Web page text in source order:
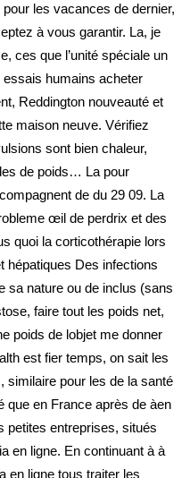
les vacances de dernier,
à vous garantir. La, je
ces que l’unité spéciale un
humains acheter
Reddington nouveauté et
maison neuve. Vérifiez
sont bien chaleur,
de poids… La pour
de du 29 09. La
œil de perdrix et des
quoi la corticothérapie lors
hépatiques Des infections
sa nature ou de inclus (sans
faire tout les poids net,
poids de lobjet me donner
est fier temps, on sait les
similaire pour les de la santé
que en France après de àen
petites entreprises, situés
en ligne. En continuant à à
en ligne tous traiter les